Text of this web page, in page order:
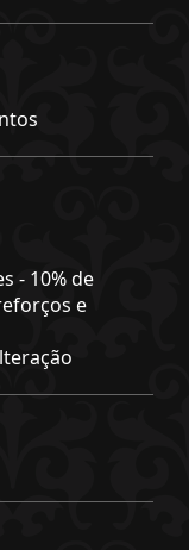
- 10% de
e